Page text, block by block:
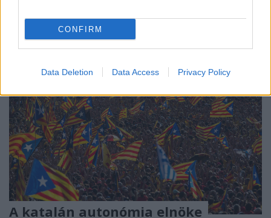
CONFIRM
Data Deletion Data Access Privacy Policy
A katalán autonómia elnöke